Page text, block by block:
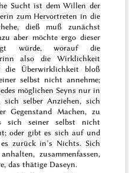
Sucht ist dem Willen der
zum Hervortreten in die
dieß muß zunächst
aber möchteergo dieser
würde, worauf die
also die Wirklichkeit
die Überwirklichkeit bloß
selbst nicht annehme;
möglichen Seyns nur in
sich selber Anziehen, sich
Gegenstand Machen, zu
sich seiner selbst nicht
oder gibt es sich auf und
zurück in’s Nichts. Sich
zusammenfassen,
das thätige Daseyn.